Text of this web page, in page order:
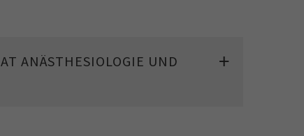
ANÄSTHESIOLOGIE UND